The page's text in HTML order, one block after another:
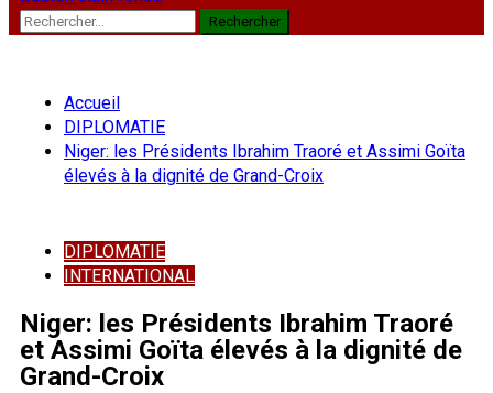
Rechercher :
Accueil
DIPLOMATIE
Niger: les Présidents Ibrahim Traoré et Assimi Goïta
élevés à la dignité de Grand-Croix
DIPLOMATIE
INTERNATIONAL
Niger: les Présidents Ibrahim Traoré
et Assimi Goïta élevés à la dignité de
Grand-Croix